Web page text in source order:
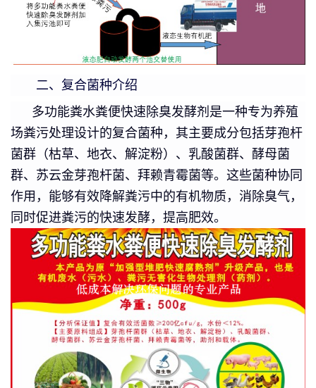
二、复合菌种介绍
多功能粪水粪便快速除臭发酵剂是一种专为养殖
场粪污处理设计的复合菌种，其主要成分包括芽孢杆
菌群（枯草、地衣、解淀粉）、乳酸菌群、酵母菌
群、苏云金芽孢杆菌、拜赖青霉菌等。这些菌种协同
作用，能够有效降解粪污中的有机物质，消除臭气，
同时促进粪污的快速发酵，提高肥效。